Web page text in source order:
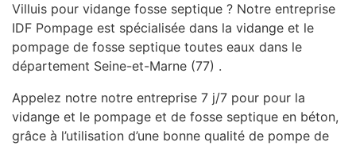
Villuis pour vidange fosse septique ? Notre entreprise
IDF Pompage est spécialisée dans la vidange et le
pompage de fosse septique toutes eaux dans le
département Seine-et-Marne (77) .
Appelez notre notre entreprise 7 j/7 pour pour la
vidange et le pompage et de fosse septique en béton,
grâce à l’utilisation d’une bonne qualité de pompe de